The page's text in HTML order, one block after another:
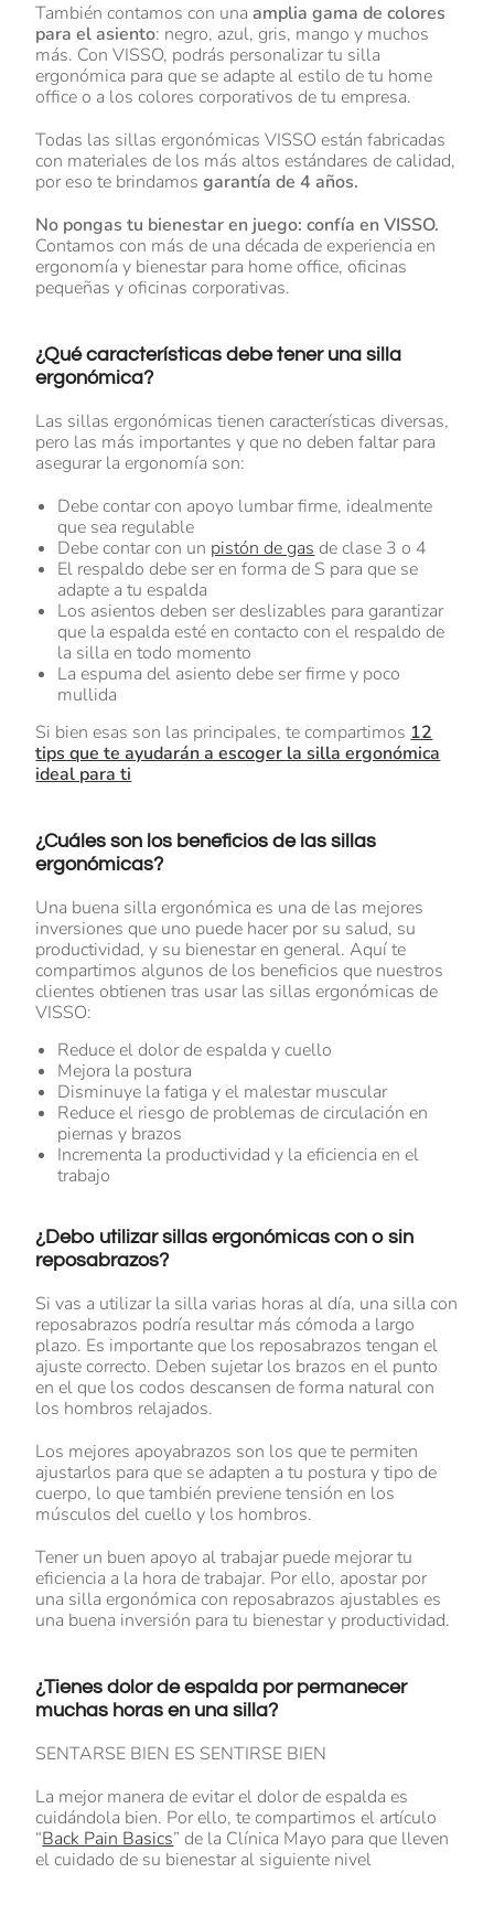
También contamos con unaamplia gama de colores
para el asiento: negro, azul, gris, mango y muchos
más. Con VISSO, podrás personalizar tu silla
ergonómica para que se adapte al estilo de tu home
office o a los colores corporativos de tu empresa.
Todas las sillas ergonómicas VISSO están fabricadas
con materiales de los más altos estándares de calidad,
por eso te brindamosgarantía de 4 años.
No pongas tu bienestar en juego: confía en VISSO.
Contamos con más de una década de experiencia en
ergonomía y bienestar para home office, oficinas
pequeñas y oficinas corporativas.
¿Qué características debe tener una silla
ergonómica?
Las sillas ergonómicas tienen características diversas,
pero las más importantes y que no deben faltar para
asegurar la ergonomía son:
Debe contar con apoyo lumbar firme, idealmente
que sea regulable
Debe contar con un pistón de gas de clase 3 o 4
El respaldo debe ser en forma de S para que se
adapte a tu espalda
Los asientos deben ser deslizables para garantizar
que la espalda esté en contacto con el respaldo de
la silla en todo momento
La espuma del asiento debe ser firme y poco
mullida
Si bien esas son las principales, te compartimos 12
tips que te ayudarán a escoger la silla ergonómica
ideal para ti
¿Cuáles son los beneficios de las sillas
ergonómicas?
Una buena silla ergonómica es una de las mejores
inversiones que uno puede hacer por su salud, su
productividad, y su bienestar en general. Aquí te
compartimos algunos de los beneficios que nuestros
clientes obtienen tras usar las sillas ergonómicas de
VISSO:
Reduce el dolor de espalda y cuello
Mejora la postura
Disminuye la fatiga y el malestar muscular
Reduce el riesgo de problemas de circulación en
piernas y brazos
Incrementa la productividad y la eficiencia en el
trabajo
¿Debo utilizar sillas ergonómicas con o sin
reposabrazos?
Si vas a utilizar la silla varias horas al día, una silla con
reposabrazos podría resultar más cómoda a largo
plazo. Es importante que los reposabrazos tengan el
ajuste correcto. Deben sujetar los brazos en el punto
en el que los codos descansen de forma natural con
los hombros relajados.
Los mejores apoyabrazos son los que te permiten
ajustarlos para que se adapten a tu postura y tipo de
cuerpo, lo que también previene tensión en los
músculos del cuello y los hombros.
Tener un buen apoyo al trabajar puede mejorar tu
eficiencia a la hora de trabajar. Por ello, apostar por
una silla ergonómica con reposabrazos ajustables es
una buena inversión para tu bienestar y productividad.
¿Tienes dolor de espalda por permanecer
muchas horas en una silla?
SENTARSE BIEN ES SENTIRSE BIEN
La mejor manera de evitar el dolor de espalda es
cuidándola bien. Por ello, te compartimos el artículo
“Back Pain Basics” de la Clínica Mayo para que lleven
el cuidado de su bienestar al siguiente nivel